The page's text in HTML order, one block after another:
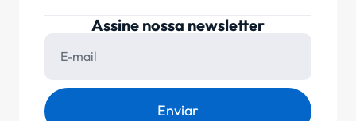
Assine nossa newsletter
Enviar